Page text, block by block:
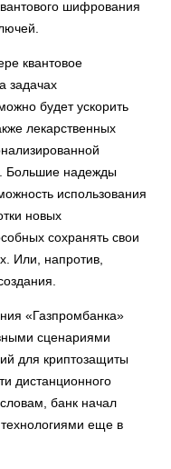
шифрования
квантовое
задачах
будет ускорить
лекарственных
Большие надежды
использования
новых
сохранять свои
Или, напротив,
«Газпромбанка»
сценариями
для криптозащиты
дистанционного
банк начал
еще в